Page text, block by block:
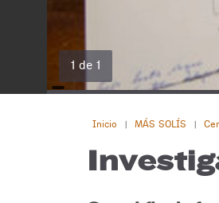
1 de 1
Inicio MÁS SOLÍS